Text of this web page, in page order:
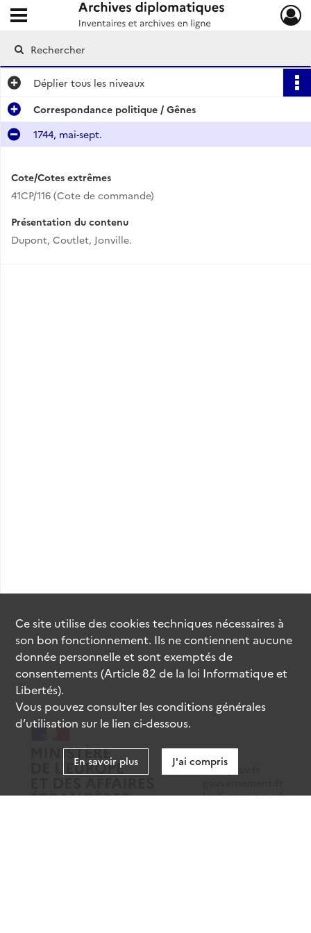
Archives diplomatiques
Ouvrir le menu déroulant
Déplier tous les niveaux
Correspondance politique / Gênes
1744, mai-sept.
Cote/Cotes extrêmes
41CP/116 (Cote de commande)
Présentation du contenu
Dupont, Coutlet, Jonville.
data.gouv.fr
legifrance.gouv.fr
Ce site utilise descookiestechniques nécessaires à
son bon fonctionnement. Ils ne contiennent aucune
donnée personnelle et sont exemptés de
consentements (Article 82 de la loi Informatique et
Libertés).
Vous pouvez consulter les conditions générales
d’utilisation sur le lien ci-dessous.
En savoir plus J'ai compris